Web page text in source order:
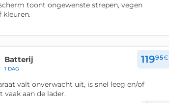
toont ongewenste strepen, vegen
kleuren.
Batterij
1 DAG
11995€
valt onverwacht uit, is snel leeg en/of
vaak aan de lader.